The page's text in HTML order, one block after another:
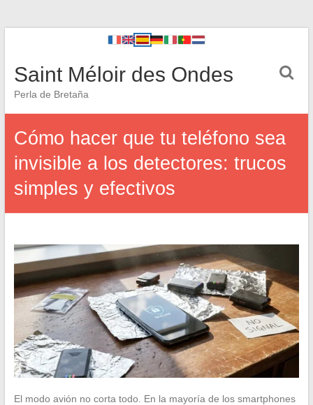
Saint Méloir des Ondes
Perla de Bretaña
Cómo hacer que tu teléfono sea
invisible a los detectores: trucos
simples y efectivos
El modo avión no corta todo. En la mayoría de los smartphones